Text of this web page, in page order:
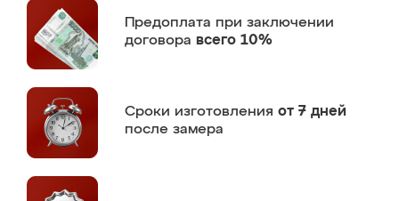
Предоплата при заключении
договора всего 10%
Сроки изготовления от 7 дней
после замера